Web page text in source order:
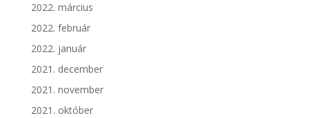
2022. március
2022. február
2022. január
2021. december
2021. november
2021. október